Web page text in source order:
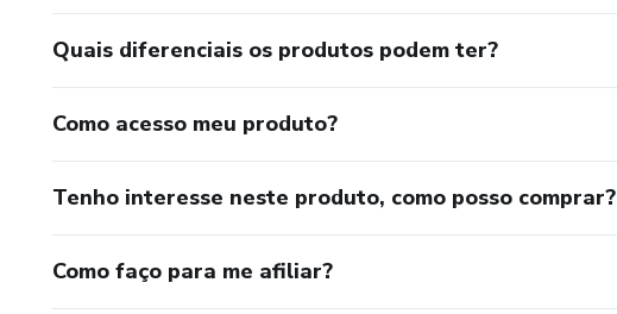
Quais diferenciais os produtos podem ter?
Como acesso meu produto?
Tenho interesse neste produto, como posso comprar?
Como faço para me afiliar?